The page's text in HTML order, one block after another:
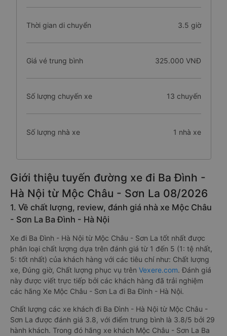
Thời gian di chuyển 3.5 giờ
Giá vé trung bình 325.000 VNĐ
Số lượng chuyến xe 13 chuyến
Số lượng nhà xe 1 nhà xe
Giới thiệu tuyến đường xe đi Ba Đình -
Hà Nội từ Mộc Châu - Sơn La 08/2026
1. Về chất lượng, review, đánh giá nhà xe Mộc Châu
- Sơn La Ba Đình - Hà Nội
Xe đi Ba Đình - Hà Nội từ Mộc Châu - Sơn La tốt nhất được
phân loại chất lượng dựa trên đánh giá từ 1 đến 5 (1: tệ nhất,
5: tốt nhất) của khách hàng với các tiêu chí như: Chất lượng
xe, Đúng giờ, Chất lượng phục vụ trên Vexere.com. Đánh giá
này được viết trực tiếp bởi các khách hàng đã trải nghiệm
các hãng Xe Mộc Châu - Sơn La đi Ba Đình - Hà Nội.
Chất lượng các xe khách đi Ba Đình - Hà Nội từ Mộc Châu -
Sơn La được đánh giá 3.8, với điểm trung bình là 3.8/5 bởi 29
hành khách. Trong đó hãng xe khách Mộc Châu - Sơn La Ba